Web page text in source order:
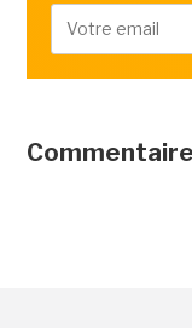
Commentaire